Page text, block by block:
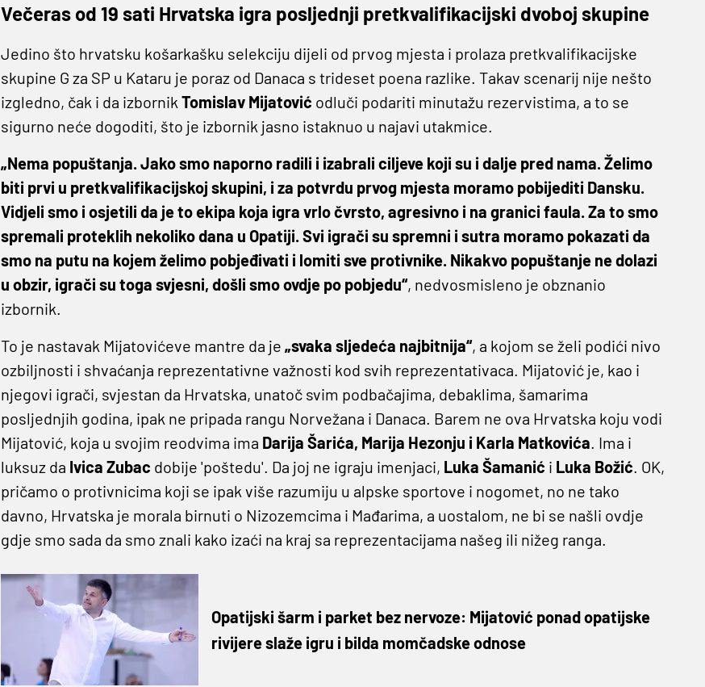
Večeras od 19 sati Hrvatska igra posljednji pretkvalifikacijski dvoboj skupine
Jedino što hrvatsku košarkašku selekciju dijeli od prvog mjesta i prolaza pretkvalifikacijske
skupine G za SP u Kataru je poraz od Danaca s trideset poena razlike. Takav scenarij nije nešto
izgledno, čak i da izbornik Tomislav Mijatović odluči podariti minutažu rezervistima, a to se
sigurno neće dogoditi, što je izbornik jasno istaknuo u najavi utakmice.
„Nema popuštanja. Jako smo naporno radili i izabrali ciljeve koji su i dalje pred nama. Želimo
biti prvi u pretkvalifikacijskoj skupini, i za potvrdu prvog mjesta moramo pobijediti Dansku.
Vidjeli smo i osjetili da je to ekipa koja igra vrlo čvrsto, agresivno i na granici faula. Za to smo
spremali proteklih nekoliko dana u Opatiji. Svi igrači su spremni i sutra moramo pokazati da
smo na putu na kojem želimo pobjeđivati i lomiti sve protivnike. Nikakvo popuštanje ne dolazi
u obzir, igrači su toga svjesni, došli smo ovdje po pobjedu“, nedvosmisleno je obznanio
izbornik.
To je nastavak Mijatovićeve mantre da je „svaka sljedeća najbitnija“, a kojom se želi podići nivo
ozbiljnosti i shvaćanja reprezentativne važnosti kod svih reprezentativaca. Mijatović je, kao i
njegovi igrači, svjestan da Hrvatska, unatoč svim podbačajima, debaklima, šamarima
posljednjih godina, ipak ne pripada rangu Norvežana i Danaca. Barem ne ova Hrvatska koju vodi
Mijatović, koja u svojim reodvima ima Darija Šarića, Marija Hezonju i Karla Matkovića . Ima i
luksuz da Ivica Zubac dobije 'poštedu'. Da joj ne igraju imenjaci, Luka Šamanić i Luka Božić . OK,
pričamo o protivnicima koji se ipak više razumiju u alpske sportove i nogomet, no ne tako
davno, Hrvatska je morala birnuti o Nizozemcima i Mađarima, a uostalom, ne bi se našli ovdje
gdje smo sada da smo znali kako izaći na kraj sa reprezentacijama našeg ili nižeg ranga.
Opatijski šarm i parket bez nervoze: Mijatović ponad opatijske
rivijere slaže igru i bilda momčadske odnose